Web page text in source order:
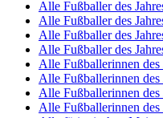
Alle Fußballer des
Alle Fußballer des
Alle Fußballer des
Alle Fußballer des
Alle Fußballerinnen
Alle Fußballerinnen des
Alle Fußballerinnen des
Alle Fußballerinnen des